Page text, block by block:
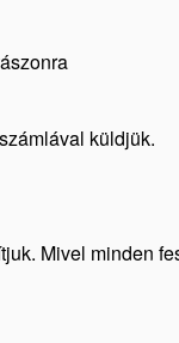
küldjük.
Mivel minden